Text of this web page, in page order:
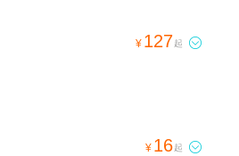
¥ 127起 
¥ 16起 